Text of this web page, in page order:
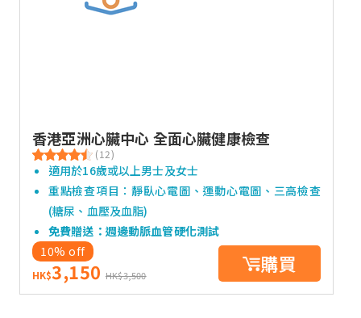
香港亞洲心臟中心 全面心臟健康檢查
(12)
適用於16歲或以上男士及女士
重點檢查項目：靜臥心電圖、運動心電圖、三高檢查
(糖尿、血壓及血脂)
免費贈送：週邊動脈血管硬化測試
10% off
HK$3,150 HK$3,500 購買